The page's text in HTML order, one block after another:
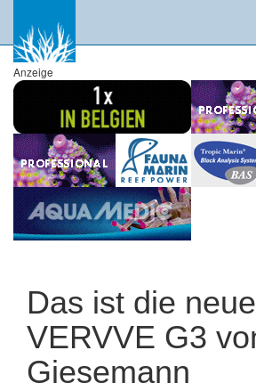
Anzeige
Das ist die
VERVVE G3
Giesemann